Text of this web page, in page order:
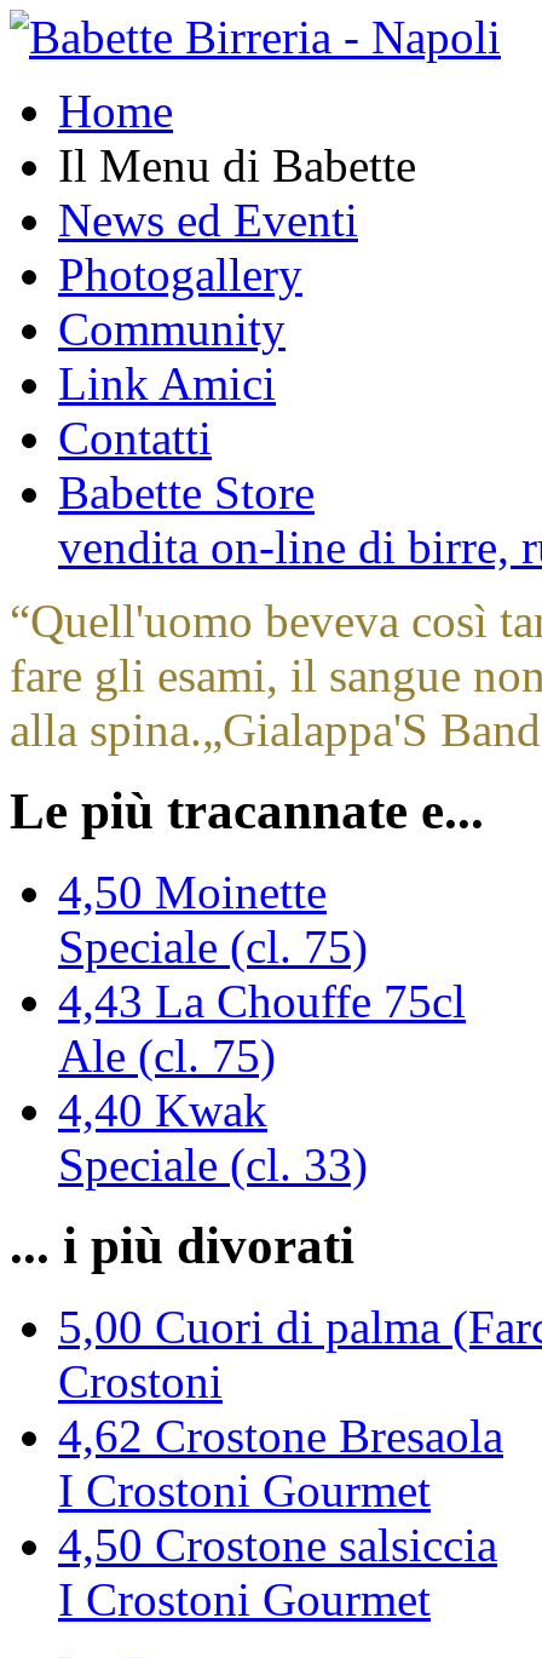
Home
Il Menu di Babette
News ed Eventi
Photogallery
Community
Link Amici
Contatti
Babette Store
vendita on-line di birre,
“Quell'uomo beveva così
fare gli esami, il sangue
alla spina.„Gialappa'S Band
Le più tracannate e...
4,50 Moinette
Speciale (cl. 75)
4,43 La Chouffe 75cl
Ale (cl. 75)
4,40 Kwak
Speciale (cl. 33)
... i più divorati
5,00 Cuori di palma
Crostoni
4,62 Crostone Bresaola
I Crostoni Gourmet
4,50 Crostone salsiccia
I Crostoni Gourmet